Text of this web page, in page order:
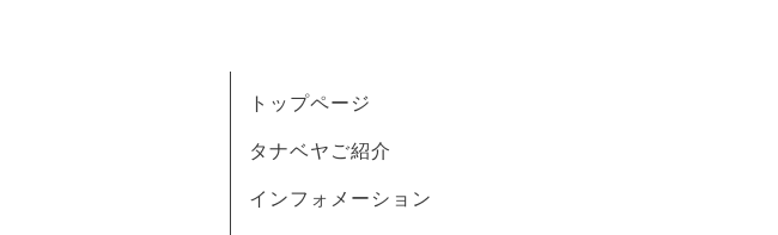
トップページ
タナベヤご紹介
インフォメーション